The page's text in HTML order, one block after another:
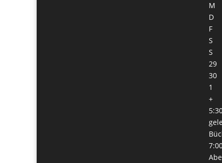
M
D
F
S
S
29
30
1
+